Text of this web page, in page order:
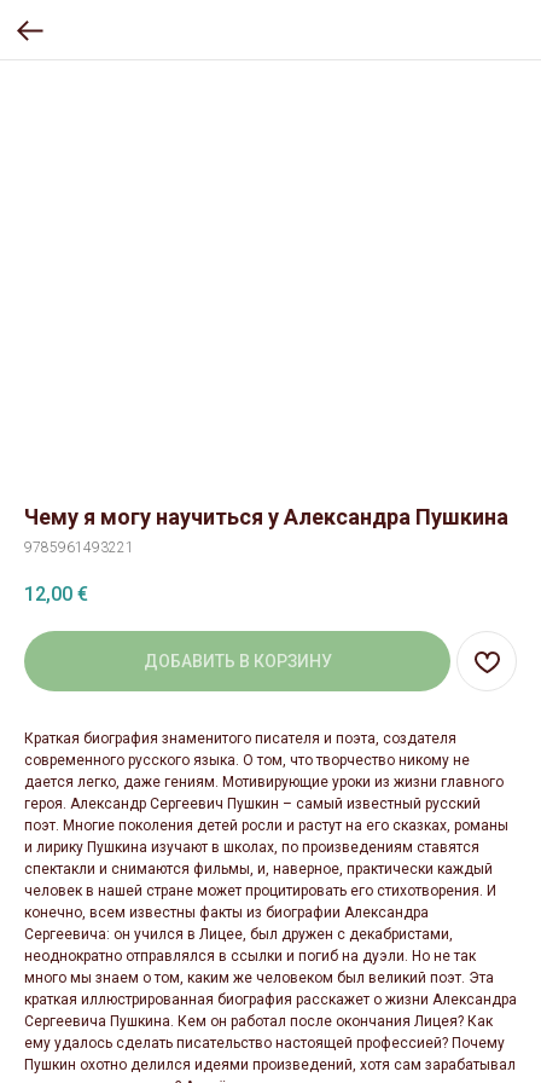
Чему я могу научиться у Александра Пушкина
9785961493221
12,00 €
ДОБАВИТЬ В КОРЗИНУ
Краткая биография знаменитого писателя и поэта, создателя
современного русского языка. О том, что творчество никому не
дается легко, даже гениям. Мотивирующие уроки из жизни главного
героя. Александр Сергеевич Пушкин – самый известный русский
поэт. Многие поколения детей росли и растут на его сказках, романы
и лирику Пушкина изучают в школах, по произведениям ставятся
спектакли и снимаются фильмы, и, наверное, практически каждый
человек в нашей стране может процитировать его стихотворения. И
конечно, всем известны факты из биографии Александра
Сергеевича: он учился в Лицее, был дружен с декабристами,
неоднократно отправлялся в ссылки и погиб на дуэли. Но не так
много мы знаем о том, каким же человеком был великий поэт. Эта
краткая иллюстрированная биография расскажет о жизни Александра
Сергеевича Пушкина. Кем он работал после окончания Лицея? Как
ему удалось сделать писательство настоящей профессией? Почему
Пушкин охотно делился идеями произведений, хотя сам зарабатывал